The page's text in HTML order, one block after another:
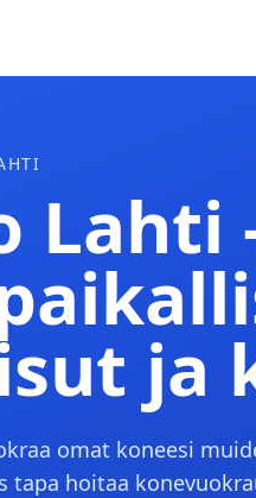
Lahti
ja
omat koneesi
tapa hoitaa